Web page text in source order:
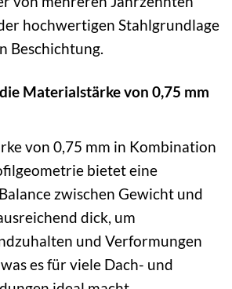
hochwertigen Stahlgrundlage
Beschichtung.
Materialstärke von 0,75 mm
von 0,75 mm in Kombination
bietet eine
zwischen Gewicht und
dick, um
und Verformungen
es für viele Dach- und